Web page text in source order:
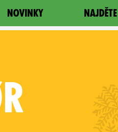
NOVINKY